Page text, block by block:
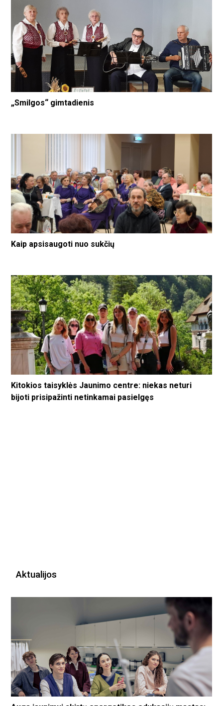
„Smilgos“ gimtadienis
Kaip apsisaugoti nuo sukčių
Kitokios taisyklės Jaunimo centre: niekas neturi
bijoti prisipažinti netinkamai pasielgęs
Aktualijos